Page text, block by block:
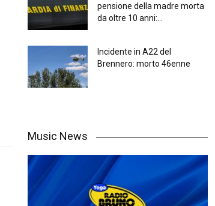
pensione della madre morta
da oltre 10 anni:...
Incidente in A22 del
Brennero: morto 46enne
Music News